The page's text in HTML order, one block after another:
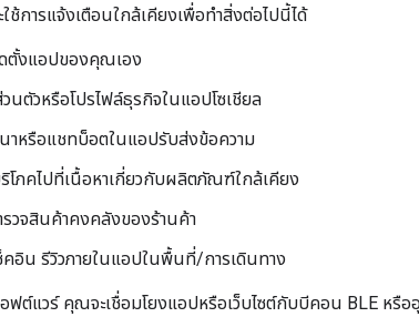
การแจ้งเตือนใกล้เคียงเพื่อทําสิ่งต่อไปนี้ได้
ตั้งแอปของคุณเอง
วนตัวหรือโปรไฟล์ธุรกิจในแอปโซเชียล
าหรือแชทบ็อตในแอปรับส่งข้อความ
โภคไปที่เนื้อหาเกี่ยวกับผลิตภัณฑ์ใกล้เคียง
รวจสินค้าคงคลังของร้านค้า
คอิน รีวิวภายในแอปในพื้นที่/การเดินทาง
ต์แวร์ คุณจะเชื่อมโยงแอปหรือเว็บไซต์กับบีคอน BLE หรื